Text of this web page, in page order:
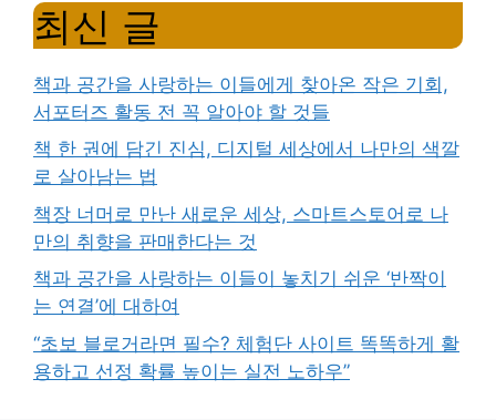
최신 글
책과 공간을 사랑하는 이들에게 찾아온 작은 기회,
서포터즈 활동 전 꼭 알아야 할 것들
책 한 권에 담긴 진심, 디지털 세상에서 나만의 색깔
로 살아남는 법
책장 너머로 만난 새로운 세상, 스마트스토어로 나
만의 취향을 판매한다는 것
책과 공간을 사랑하는 이들이 놓치기 쉬운 ‘반짝이
는 연결’에 대하여
“초보 블로거라면 필수? 체험단 사이트 똑똑하게 활
용하고 선정 확률 높이는 실전 노하우”